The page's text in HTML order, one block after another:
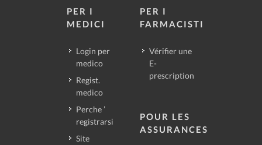
PER I
MEDICI
Login per
medico
Regist.
medico
Perche ’
registrarsi
Site
PER I
FARMACISTI
Vérifier une
E-
prescription
POUR LES
ASSURANCES